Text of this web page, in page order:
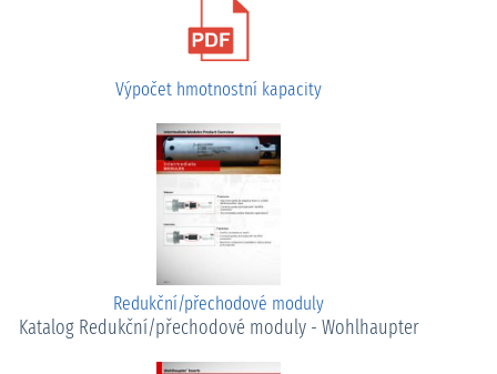
Výpočet hmotnostní kapacity
Redukční/přechodové moduly
Katalog Redukční/přechodové moduly - Wohlhaupter